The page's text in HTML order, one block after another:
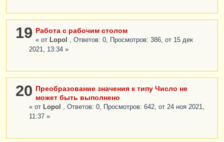
19 Работа с рабочим столом
« от Lopol
, Ответов: 0, Просмотров: 386, от 15 дек
2021, 13:34 »
20 Преобразование значения к типу Число не
может быть выполнено
« от Lopol
, Ответов: 0, Просмотров: 642, от 24 ноя 2021,
11:37 »